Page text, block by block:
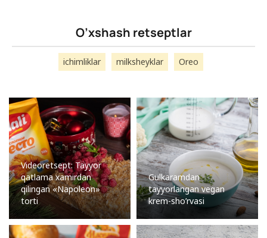
O’xshash retseptlar
ichimliklar milksheyklar Oreo
Videoretsept: Tayyor
qatlama xamirdan
qilingan «Napoleon»
torti
Gulkaramdan
tayyorlangan vegan
krem-sho’rvasi